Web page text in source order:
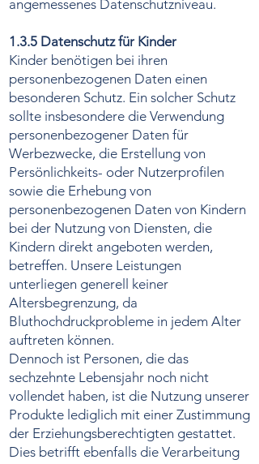
angemessenes Datenschutzniveau.
1.3.5 Datenschutz für Kinder
Kinder benötigen bei ihren
personenbezogenen Daten einen
besonderen Schutz. Ein solcher Schutz
sollte insbesondere die Verwendung
personenbezogener Daten für
Werbezwecke, die Erstellung von
Persönlichkeits- oder Nutzerprofilen
sowie die Erhebung von
personenbezogenen Daten von Kindern
bei der Nutzung von Diensten, die
Kindern direkt angeboten werden,
betreffen. Unsere Leistungen
unterliegen generell keiner
Altersbegrenzung, da
Bluthochdruckprobleme in jedem Alter
auftreten können.
Dennoch ist Personen, die das
sechzehnte Lebensjahr noch nicht
vollendet haben, ist die Nutzung unserer
Produkte lediglich mit einer Zustimmung
der Erziehungsberechtigten gestattet.
Dies betrifft ebenfalls die Verarbeitung